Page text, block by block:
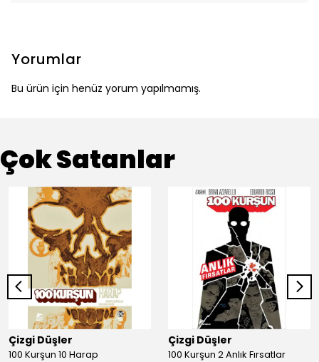
Yorumlar
Bu ürün için henüz yorum yapılmamış.
Çok Satanlar
Çizgi Düşler
100 Kurşun 10 Harap
Çizgi Düşler
100 Kurşun 2 Anlık Fırsatlar